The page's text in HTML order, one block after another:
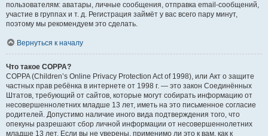
пользователям: аватары, личные сообщения, отправка email-сообщений,
участие в группах и т. д. Регистрация займёт у вас всего пару минут,
поэтому мы рекомендуем это сделать.
Вернуться к началу
Что такое COPPA?
COPPA (Children’s Online Privacy Protection Act of 1998), или Акт о защите
частных прав ребёнка в интернете от 1998 г. — это закон Соединённых
Штатов, требующий от сайтов, которые могут собирать информацию от
несовершеннолетних младше 13 лет, иметь на это письменное согласие
родителей. Допустимо наличие иного вида подтверждения того, что
опекуны разрешают сбор личной информации от несовершеннолетних
младше 13 лет. Если вы не уверены, применимо ли это к вам, как к